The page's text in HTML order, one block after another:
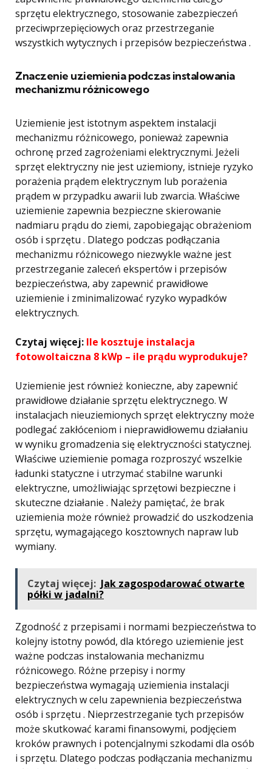
sprzętu elektrycznego, stosowanie zabezpieczeń
przeciwprzepięciowych oraz przestrzeganie
wszystkich wytycznych i przepisów bezpieczeństwa .
Znaczenie uziemienia podczas instalowania
mechanizmu różnicowego
Uziemienie jest istotnym aspektem instalacji
mechanizmu różnicowego, ponieważ zapewnia
ochronę przed zagrożeniami elektrycznymi. Jeżeli
sprzęt elektryczny nie jest uziemiony, istnieje ryzyko
porażenia prądem elektrycznym lub porażenia
prądem w przypadku awarii lub zwarcia. Właściwe
uziemienie zapewnia bezpieczne skierowanie
nadmiaru prądu do ziemi, zapobiegając obrażeniom
osób i sprzętu . Dlatego podczas podłączania
mechanizmu różnicowego niezwykle ważne jest
przestrzeganie zaleceń ekspertów i przepisów
bezpieczeństwa, aby zapewnić prawidłowe
uziemienie i zminimalizować ryzyko wypadków
elektrycznych.
Czytaj więcej: Ile kosztuje instalacja
fotowoltaiczna 8 kWp – ile prądu wyprodukuje?
Uziemienie jest również konieczne, aby zapewnić
prawidłowe działanie sprzętu elektrycznego. W
instalacjach nieuziemionych sprzęt elektryczny może
podlegać zakłóceniom i nieprawidłowemu działaniu
w wyniku gromadzenia się elektryczności statycznej.
Właściwe uziemienie pomaga rozproszyć wszelkie
ładunki statyczne i utrzymać stabilne warunki
elektryczne, umożliwiając sprzętowi bezpieczne i
skuteczne działanie . Należy pamiętać, że brak
uziemienia może również prowadzić do uszkodzenia
sprzętu, wymagającego kosztownych napraw lub
wymiany.
Czytaj więcej: Jak zagospodarować otwarte
półki w jadalni?
Zgodność z przepisami i normami bezpieczeństwa to
kolejny istotny powód, dla którego uziemienie jest
ważne podczas instalowania mechanizmu
różnicowego. Różne przepisy i normy
bezpieczeństwa wymagają uziemienia instalacji
elektrycznych w celu zapewnienia bezpieczeństwa
osób i sprzętu . Nieprzestrzeganie tych przepisów
może skutkować karami finansowymi, podjęciem
kroków prawnych i potencjalnymi szkodami dla osób
i sprzętu. Dlatego podczas podłączania mechanizmu